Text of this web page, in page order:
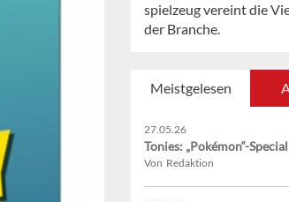
spielzeug vereint die
der Branche.
Meistgelesen
27.05.26
Tonies: „Pokémon“-
Von Redaktion